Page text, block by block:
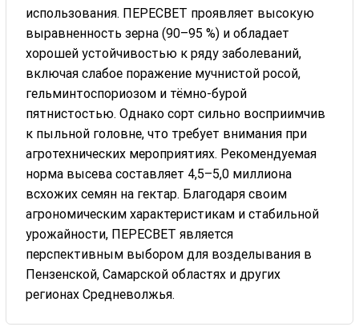
использования. ПЕРЕСВЕТ проявляет высокую
выравненность зерна (90–95 %) и обладает
хорошей устойчивостью к ряду заболеваний,
включая слабое поражение мучнистой росой,
гельминтоспориозом и тёмно-бурой
пятнистостью. Однако сорт сильно восприимчив
к пыльной головне, что требует внимания при
агротехнических мероприятиях. Рекомендуемая
норма высева составляет 4,5–5,0 миллиона
всхожих семян на гектар. Благодаря своим
агрономическим характеристикам и стабильной
урожайности, ПЕРЕСВЕТ является
перспективным выбором для возделывания в
Пензенской, Самарской областях и других
регионах Средневолжья.